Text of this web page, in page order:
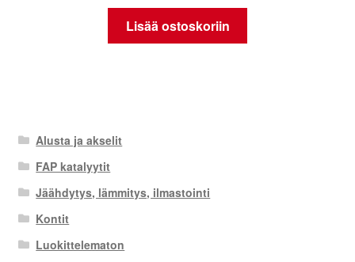
Lisää ostoskoriin
Alusta ja akselit
FAP katalyytit
Jäähdytys, lämmitys, ilmastointi
Kontit
Luokittelematon